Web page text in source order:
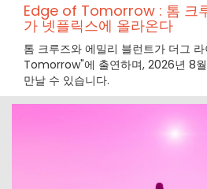
Edge of Tomorrow : 톰 크
가 넷플릭스에 올라온다
톰 크루즈와 에밀리 블런트가 더그
Tomorrow"에 출연하며, 2026년 8
만날 수 있습니다.